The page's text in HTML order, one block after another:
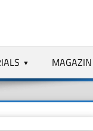
MAGAZIN